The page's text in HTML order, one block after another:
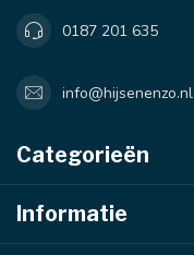
0187 201 635
info@hijsenenzo.nl
Categorieën
Informatie